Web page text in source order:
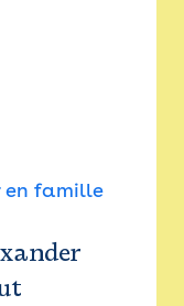
en famille